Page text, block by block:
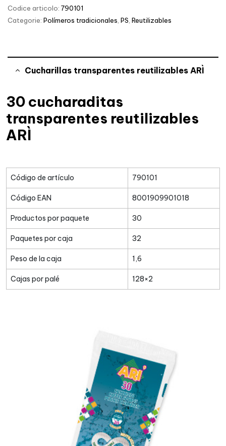
Codice articolo: 790101
Categorie: Polímeros tradicionales PS Reutilizables
Cucharillas transparentes reutilizables ARÌ
30 cucharaditas
transparentes reutilizables
ARÌ
Código de artículo 790101
Código EAN 8001909901018
Productos por paquete 30
Paquetes por caja 32
Peso de la caja 1,6
Cajas por palé 128×2